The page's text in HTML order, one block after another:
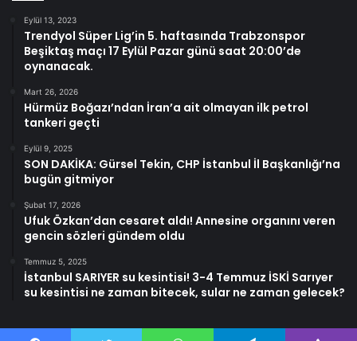
Eylül 13, 2023
Trendyol Süper Lig’in 5. haftasında Trabzonspor
Beşiktaş maçı 17 Eylül Pazar günü saat 20:00’de
oynanacak.
Mart 26, 2026
Hürmüz Boğazı’ndan İran’a ait olmayan ilk petrol
tankeri geçti
Eylül 9, 2025
SON DAKİKA: Gürsel Tekin, CHP İstanbul İl Başkanlığı’na
bugün gitmiyor
Şubat 17, 2026
Ufuk Özkan’dan cesaret aldı! Annesine organını veren
gencin sözleri gündem oldu
Temmuz 5, 2025
İstanbul SARIYER su kesintisi! 3-4 Temmuz İSKİ Sarıyer
su kesintisi ne zaman bitecek, sular ne zaman gelecek?